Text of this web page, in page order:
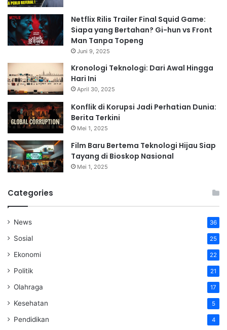
Netflix Rilis Trailer Final Squid Game:
Siapa yang Bertahan? Gi-hun vs Front
Man Tanpa Topeng
Juni 9, 2025
Kronologi Teknologi: Dari Awal Hingga
Hari Ini
April 30, 2025
Konflik di Korupsi Jadi Perhatian Dunia:
Berita Terkini
Mei 1, 2025
Film Baru Bertema Teknologi Hijau Siap
Tayang di Bioskop Nasional
Mei 1, 2025
Categories
News 36
Sosial 25
Ekonomi 22
Politik 21
Olahraga 17
Kesehatan 5
Pendidikan 4